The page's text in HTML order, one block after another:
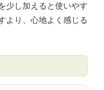
少し加えると使いやす
より、心地よく感じる